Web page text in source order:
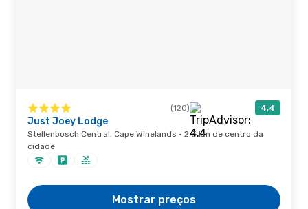
(120) 4,4
Just Joey Lodge
Stellenbosch Central, Cape Winelands · 2,3 km de centro da
cidade
Mostrar preços